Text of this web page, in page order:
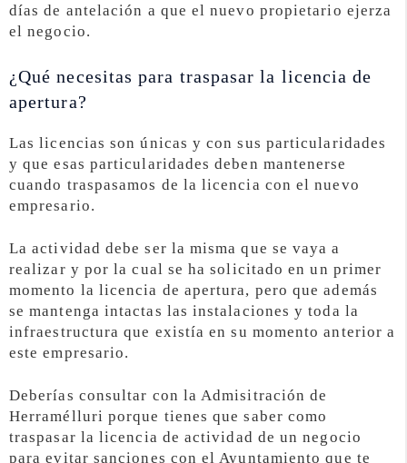
días de antelación a que el nuevo propietario ejerza
el negocio.
¿Qué necesitas para traspasar la licencia de
apertura?
Las licencias son únicas y con sus particularidades
y que esas particularidades deben mantenerse
cuando traspasamos de la licencia con el nuevo
empresario.
La actividad debe ser la misma que se vaya a
realizar y por la cual se ha solicitado en un primer
momento la licencia de apertura, pero que además
se mantenga intactas las instalaciones y toda la
infraestructura que existía en su momento anterior a
este empresario.
Deberías consultar con la Admisitración de
Herramélluri porque tienes que saber como
traspasar la licencia de actividad de un negocio
para evitar sanciones con el Ayuntamiento que te